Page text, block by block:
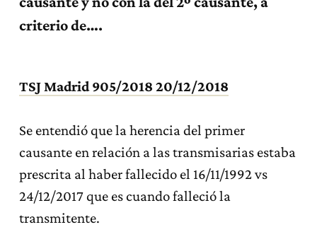
criterio de….
TSJ Madrid 905/2018 20/12/2018
Se entendió que la herencia del primer
causante en relación a las transmisarias estaba
prescrita al haber fallecido el 16/11/1992 vs
24/12/2017 que es cuando falleció la
transmitente.